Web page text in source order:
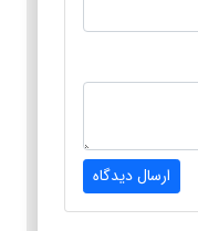
ارسال دیدگاه